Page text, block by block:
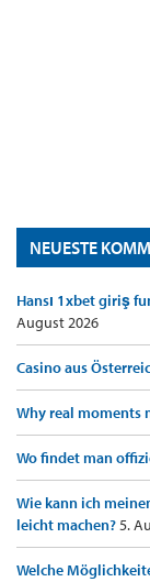
NEUESTE
Hansı 1xbet giriş
August 2026
Casino aus
Why real moments
Wo findet man
Wie kann ich
leicht machen?5.
Welche